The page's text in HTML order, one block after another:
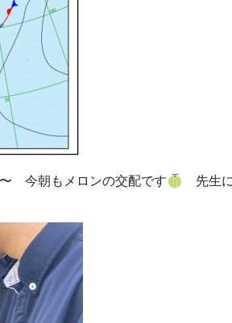
今朝もメロンの交配です🍈 先生に